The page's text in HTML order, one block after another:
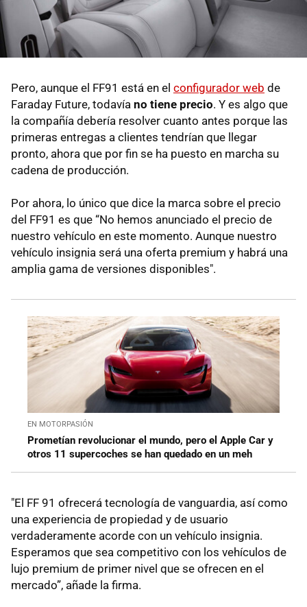
Pero, aunque el FF91 está en el configurador web de
Faraday Future, todavía no tiene precio. Y es algo que
la compañía debería resolver cuanto antes porque las
primeras entregas a clientes tendrían que llegar
pronto, ahora que por fin se ha puesto en marcha su
cadena de producción.
Por ahora, lo único que dice la marca sobre el precio
del FF91 es que “No hemos anunciado el precio de
nuestro vehículo en este momento. Aunque nuestro
vehículo insignia será una oferta premium y habrá una
amplia gama de versiones disponibles".
EN MOTORPASIÓN
Prometían revolucionar el mundo, pero el Apple Car y
otros 11 supercoches se han quedado en un meh
"El FF 91 ofrecerá tecnología de vanguardia, así como
una experiencia de propiedad y de usuario
verdaderamente acorde con un vehículo insignia.
Esperamos que sea competitivo con los vehículos de
lujo premium de primer nivel que se ofrecen en el
mercado”, añade la firma.